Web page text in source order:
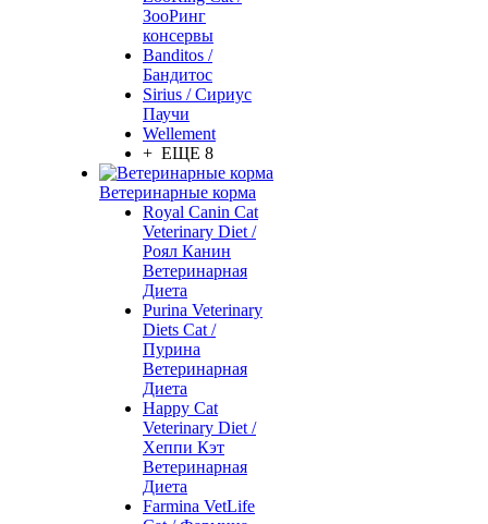
ЗооРинг
консервы
Banditos /
Бандитос
Sirius / Сириус
Паучи
Wellement
+ ЕЩЕ 8
Ветеринарные корма
Royal Canin Cat
Veterinary Diet /
Роял Канин
Ветеринарная
Диета
Purina Veterinary
Diets Cat /
Пурина
Ветеринарная
Диета
Happy Cat
Veterinary Diet /
Хеппи Кэт
Ветеринарная
Диета
Farmina VetLife